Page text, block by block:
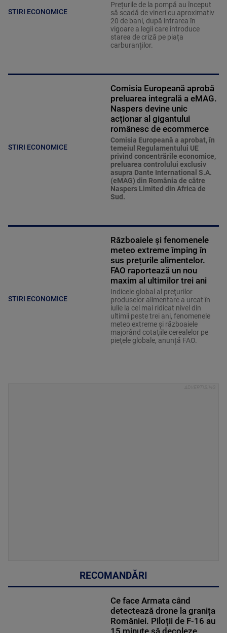
STIRI ECONOMICE
Prețurile de la pompă au început
să scadă de vineri cu aproximativ
20 de bani, după intrarea în
vigoare a legii care introduce
starea de criză pe piața
carburanților.
STIRI ECONOMICE
Comisia Europeană aprobă
preluarea integrală a eMAG.
Naspers devine unic
acționar al gigantului
românesc de ecommerce
Comisia Europeană a aprobat, în
temeiul Regulamentului UE
privind concentrările economice,
preluarea controlului exclusiv
asupra Dante International S.A.
(eMAG) din România de către
Naspers Limited din Africa de
Sud.
STIRI ECONOMICE
Războaiele și fenomenele
meteo extreme împing în
sus prețurile alimentelor.
FAO raportează un nou
maxim al ultimilor trei ani
Indicele global al preţurilor
produselor alimentare a urcat în
iulie la cel mai ridicat nivel din
ultimii peste trei ani, fenomenele
meteo extreme şi războaiele
majorând cotaţiile cerealelor pe
pieţele globale, anunță FAO.
RECOMANDĂRI
Ce face Armata când
detectează drone la granița
României. Piloții de F-16 au